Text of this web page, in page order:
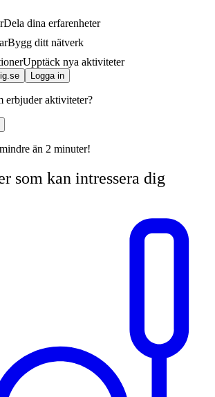
Dela dina erfarenheter
Bygg ditt nätverk
Upptäck nya aktiviteter
Logga in
erbjuder aktiviteter?
än 2 minuter!
som kan intressera dig